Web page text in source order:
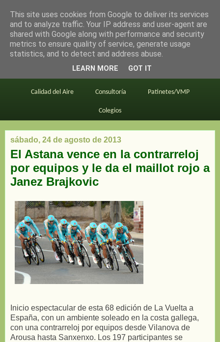
en bici por madrid
Este blog BiciMAD Primeros consejos
Calidad del Aire Consultoría Patinetes/VMP
Colegios
sábado, 24 de agosto de 2013
El Astana vence en la contrarreloj
por equipos y le da el maillot rojo a
Janez Brajkovic
Inicio espectacular de esta 68 edición de La Vuelta a
España, con un ambiente soleado en la costa gallega,
con una contrarreloj por equipos desde Vilanova de
Arousa hasta Sanxenxo. Los 197 participantes se
This site uses cookies from Google to deliver its services
and to analyze traffic. Your IP address and user-agent are
shared with Google along with performance and security
metrics to ensure quality of service, generate usage
statistics, and to detect and address abuse.
LEARN MORE GOT IT